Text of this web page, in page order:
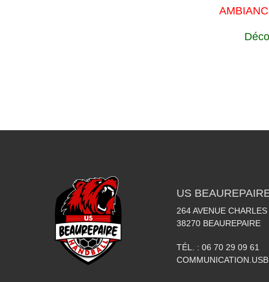
US
264 AVENUE
38270 BEAUREPAIRE
TÉL. : 06 70 29 09 61